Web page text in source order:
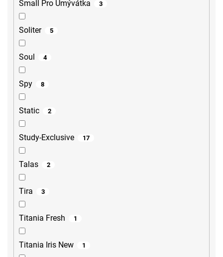
Small Pro Umývátka 3
Soliter 5
Soul 4
Spy 8
Static 2
Study-Exclusive 17
Talas 2
Tira 3
Titania Fresh 1
Titania Iris New 1